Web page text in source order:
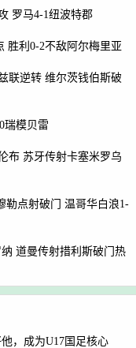
罗马4-1纽波特郡
胜利0-2不敌阿尔梅里亚
联逆转 维尔茨钱伯斯破
瑞模贝雷
布 苏牙传射卡塞米罗乌
勒点射破门 温哥华白浪1-
道曼传射措利斯破门热
，成为U17国足核心